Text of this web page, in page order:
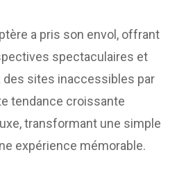
a pris son envol, offrant
spectaculaires et
sites inaccessibles par
tendance croissante
transformant une simple
expérience mémorable.